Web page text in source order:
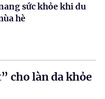
sức khỏe khi du
hè
cho làn da khỏe